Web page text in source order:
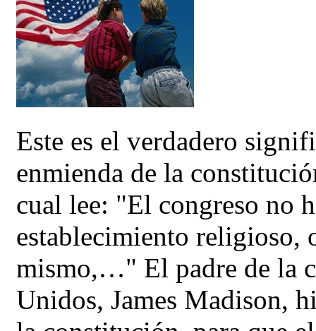
Este es el verdadero
enmienda de la
cual lee: "El congreso no
establecimiento
mismo,…" El padre de la
Unidos, James Madison,